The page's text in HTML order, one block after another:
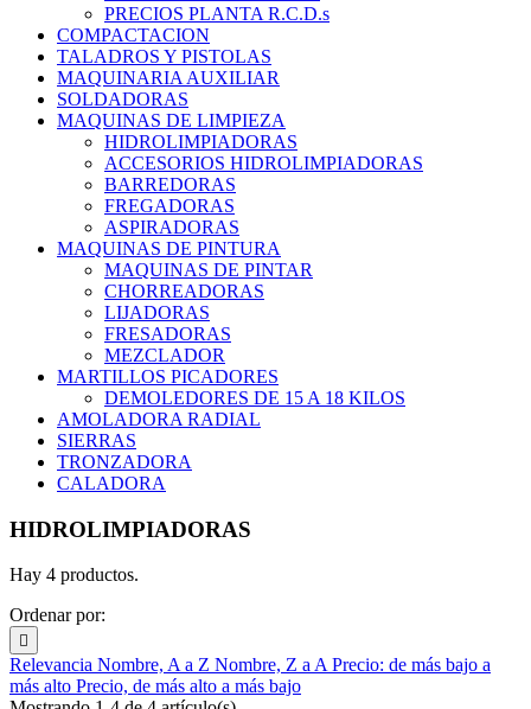
PRECIOS PLANTA R.C.D.s
COMPACTACION
TALADROS Y PISTOLAS
MAQUINARIA AUXILIAR
SOLDADORAS
MAQUINAS DE LIMPIEZA
HIDROLIMPIADORAS
ACCESORIOS HIDROLIMPIADORAS
BARREDORAS
FREGADORAS
ASPIRADORAS
MAQUINAS DE PINTURA
MAQUINAS DE PINTAR
CHORREADORAS
LIJADORAS
FRESADORAS
MEZCLADOR
MARTILLOS PICADORES
DEMOLEDORES DE 15 A 18 KILOS
AMOLADORA RADIAL
SIERRAS
TRONZADORA
CALADORA
HIDROLIMPIADORAS
Hay 4 productos.
Ordenar por:

Relevancia Nombre, A a Z Nombre, Z a A Precio: de más bajo a
más alto Precio, de más alto a más bajo